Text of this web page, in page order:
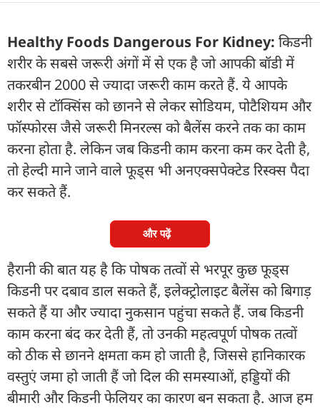
Healthy Foods Dangerous For Kidney: किडनी
शरीर के सबसे जरूरी अंगों में से एक है जो आपकी बॉडी में
तकरबीन 2000 से ज्यादा जरूरी काम करते हैं. ये आपके
शरीर से टॉक्सिंस को छानने से लेकर सोडियम, पोटैशियम और
फॉस्फोरस जैसे जरूरी मिनरल्स को बैलेंस करने तक का काम
करना होता है. लेकिन जब किडनी काम करना कम कर देती है,
तो हेल्दी माने जाने वाले फूड्स भी अनएक्सपेक्टेड रिस्क्स पैदा
कर सकते हैं.
और पढ़ें
हैरानी की बात यह है कि पोषक तत्वों से भरपूर कुछ फूड्स
किडनी पर दबाव डाल सकते हैं, इलेक्ट्रोलाइट बैलेंस को बिगाड़
सकते हैं या और ज्यादा नुकसान पहुंचा सकते हैं. जब किडनी
काम करना बंद कर देती हैं, तो उनकी महत्वपूर्ण पोषक तत्वों
को ठीक से छानने क्षमता कम हो जाती है, जिससे हानिकारक
वस्तुएं जमा हो जाती हैं जो दिल की समस्याओं, हड्डियों की
बीमारी और किडनी फेलियर का कारण बन सकता है. आज हम